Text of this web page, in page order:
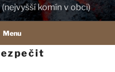
komín v obci)
Menu